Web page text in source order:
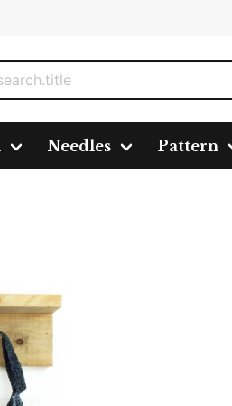
Needles Pattern